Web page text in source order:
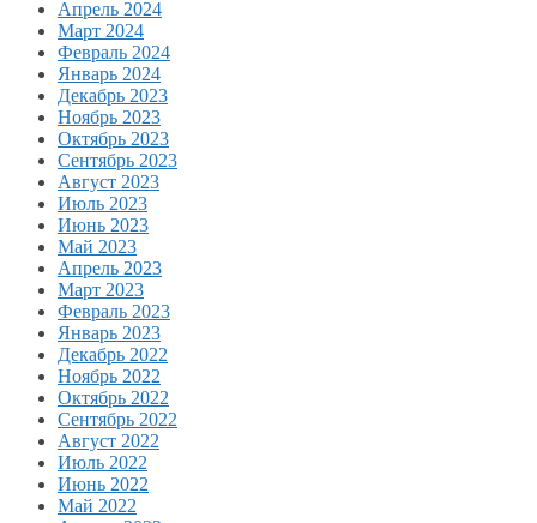
Апрель 2024
Март 2024
Февраль 2024
Январь 2024
Декабрь 2023
Ноябрь 2023
Октябрь 2023
Сентябрь 2023
Август 2023
Июль 2023
Июнь 2023
Май 2023
Апрель 2023
Март 2023
Февраль 2023
Январь 2023
Декабрь 2022
Ноябрь 2022
Октябрь 2022
Сентябрь 2022
Август 2022
Июль 2022
Июнь 2022
Май 2022